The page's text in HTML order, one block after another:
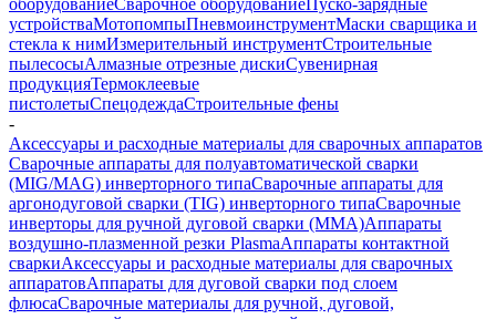
оборудованиеСварочное оборудованиеПуско-зарядные
устройстваМотопомпыПневмоинструментМаски сварщика и
стекла к нимИзмерительный инструментСтроительные
пылесосыАлмазные отрезные дискиСувенирная
продукцияТермоклеевые
пистолетыСпецодеждаСтроительные фены
-
Аксессуары и расходные материалы для сварочных аппаратов
Сварочные аппараты для полуавтоматической сварки
(MIG/MAG) инверторного типаСварочные аппараты для
аргонодуговой сварки (TIG) инверторного типаСварочные
инверторы для ручной дуговой сварки (MMA)Аппараты
воздушно-плазменной резки PlasmaАппараты контактной
сваркиАксессуары и расходные материалы для сварочных
аппаратовАппараты для дуговой сварки под слоем
флюсаСварочные материалы для ручной, дуговой,